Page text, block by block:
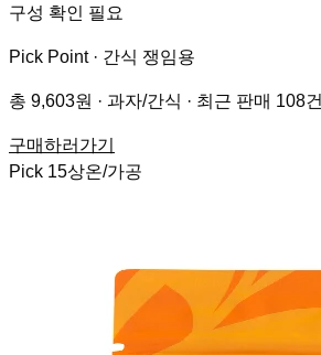
구성 확인 필요
Pick Point · 간식 쟁임용
총 9,603원 · 과자/간식 · 최근 판매 108건
구매하러가기
Pick 15상온/가공